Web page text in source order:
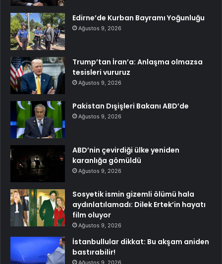
Edirne’de Kurban Bayramı Yoğunluğu
Ağustos 9, 2026
Trump’tan İran’a: Anlaşma olmazsa
tesisleri vururuz
Ağustos 9, 2026
Pakistan Dışişleri Bakanı ABD’de
Ağustos 9, 2026
ABD’nin çevirdiği ülke yeniden
karanlığa gömüldü
Ağustos 9, 2026
Sosyetik ismin gizemli ölümü hala
aydınlatılamadı: Dilek Ertek’in hayatı
film oluyor
Ağustos 9, 2026
İstanbullular dikkat: Bu akşam aniden
bastırabilir!
Ağustos 9, 2026